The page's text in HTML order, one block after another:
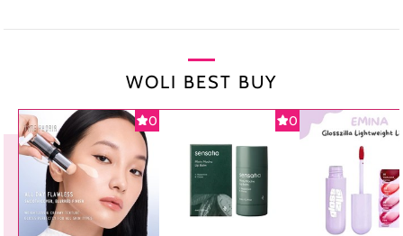
WOLI BEST BUY
0 0